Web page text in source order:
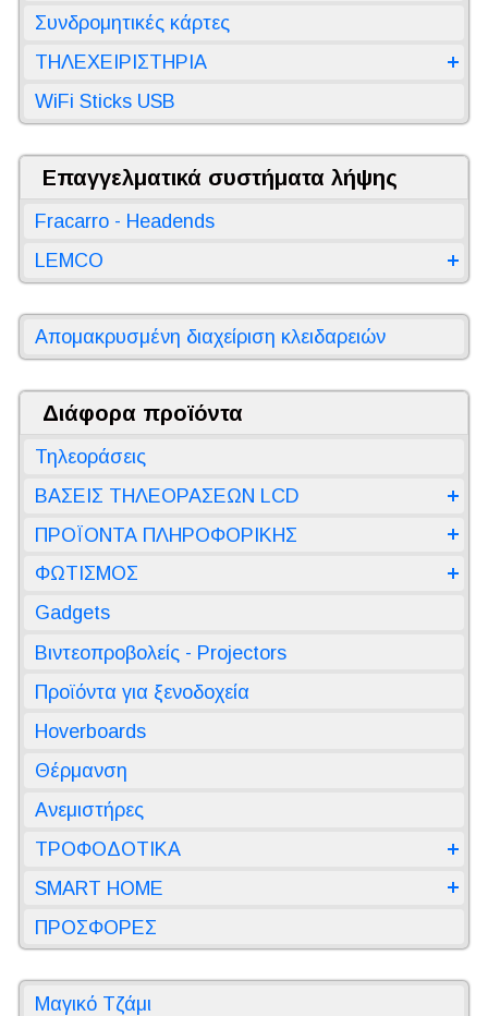
Συνδρομητικές κάρτες
ΤΗΛΕΧΕΙΡΙΣΤΗΡΙΑ
WiFi Sticks USB
Επαγγελματικά συστήματα λήψης
Fracarro - Headends
LEMCO
Απομακρυσμένη διαχείριση κλειδαρειών
Διάφορα προϊόντα
Τηλεοράσεις
ΒΑΣΕΙΣ ΤΗΛΕΟΡΑΣΕΩΝ LCD
ΠΡΟΪΟΝΤΑ ΠΛΗΡΟΦΟΡΙΚΗΣ
ΦΩΤΙΣΜΟΣ
Gadgets
Βιντεοπροβολείς - Projectors
Προϊόντα για ξενοδοχεία
Hoverboards
Θέρμανση
Ανεμιστήρες
ΤΡΟΦΟΔΟΤΙΚΑ
SMART HOME
ΠΡΟΣΦΟΡΕΣ
Μαγικό Τζάμι